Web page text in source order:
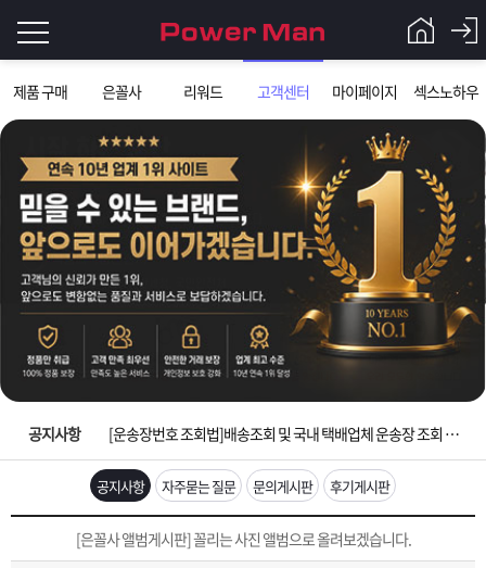
제품 구매 은꼴사 리워드 고객센터 마이페이지 섹스노하우
그
인
이
필
요
니
로
Q&A
파
워
맨
제
품
은
공지사항
입금확인이 안되는 상황을 대비해 꼭 입금후 고객센터 연락바랍니다.
[2026구정 연휴]설 연휴 배송 및 휴무 안내
[운송장번호 조회법]배송조회 및 국내 택배업체 운송장 조회 하는법
[ios앱 오픈]아이폰 고객 앱설치 가능합니다.
[무인택배함 이용 안내] 집 밖에 주소로 택배 받기
공지사항 자주묻는 질문 문의게시판 후기게시판
[은꼴사 앨범게시판] 꼴리는 사진 앨범으로 올려보겠습니다.